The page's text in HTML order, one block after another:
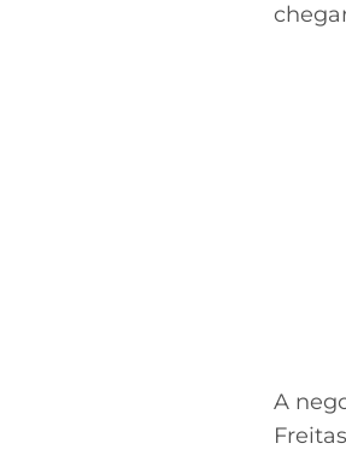
A